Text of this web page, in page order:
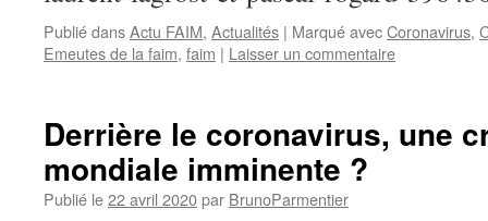
Publié dansActu FAIM, Actualités | Marqué avecCoronavirus,
Emeutes de la faim, faim | Laisser un commentaire
Derrière le coronavirus, une
mondiale imminente ?
Publié le22 avril 2020par BrunoParmentier